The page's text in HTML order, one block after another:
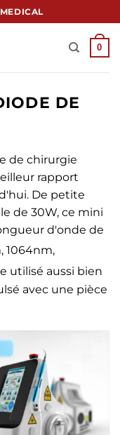
0
DE
de chirurgie
rapport
De petite
de 30W, ce mini
d'onde de
1064nm,
utilisé aussi bien
avec une pièce